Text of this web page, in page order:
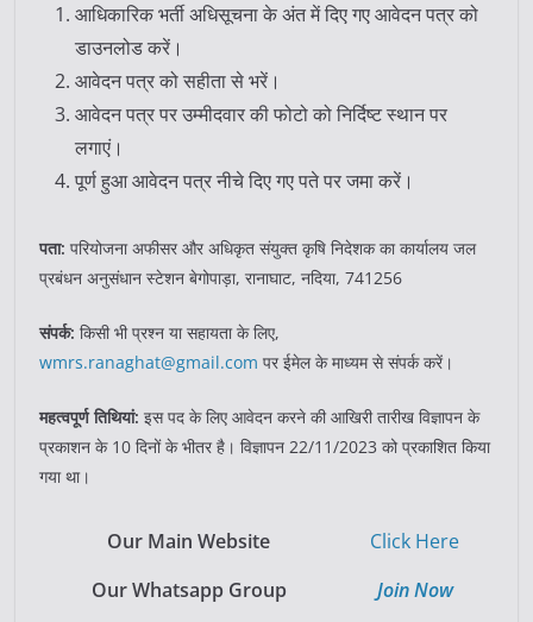
आधिकारिक भर्ती अधिसूचना के अंत में दिए गए आवेदन पत्र को
डाउनलोड करें।
आवेदन पत्र को सहीता से भरें।
आवेदन पत्र पर उम्मीदवार की फोटो को निर्दिष्ट स्थान पर
लगाएं।
पूर्ण हुआ आवेदन पत्र नीचे दिए गए पते पर जमा करें।
पता: परियोजना अफीसर और अधिकृत संयुक्त कृषि निदेशक का कार्यालय जल
प्रबंधन अनुसंधान स्टेशन बेगोपाड़ा, रानाघाट, नदिया, 741256
संपर्क: किसी भी प्रश्न या सहायता के लिए,
wmrs.ranaghat@gmail.com पर ईमेल के माध्यम से संपर्क करें।
महत्वपूर्ण तिथियां: इस पद के लिए आवेदन करने की आखिरी तारीख विज्ञापन के
प्रकाशन के 10 दिनों के भीतर है। विज्ञापन 22/11/2023 को प्रकाशित किया
गया था।
Our Main Website
Click Here
Our Whatsapp Group
Join Now